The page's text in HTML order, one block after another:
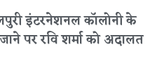
इंटरनेशनल कॉलोनी के
पर रवि शर्मा को अदालत